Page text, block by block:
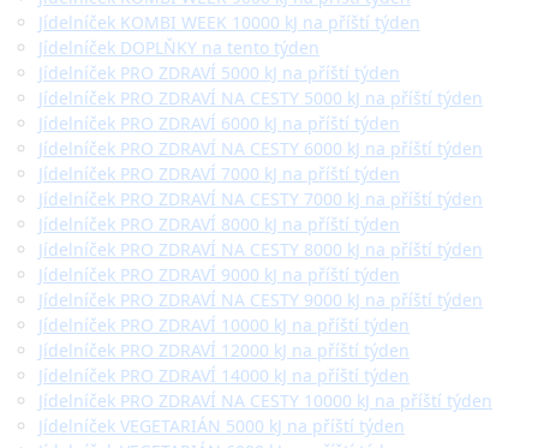
Jídelníček KOMBI WEEK 10000 kJ na příští týden
Jídelníček DOPLŇKY na tento týden
Jídelníček PRO ZDRAVÍ 5000 kJ na příští týden
Jídelníček PRO ZDRAVÍ NA CESTY 5000 kJ na příští týden
Jídelníček PRO ZDRAVÍ 6000 kJ na příští týden
Jídelníček PRO ZDRAVÍ NA CESTY 6000 kJ na příští týden
Jídelníček PRO ZDRAVÍ 7000 kJ na příští týden
Jídelníček PRO ZDRAVÍ NA CESTY 7000 kJ na příští týden
Jídelníček PRO ZDRAVÍ 8000 kJ na příští týden
Jídelníček PRO ZDRAVÍ NA CESTY 8000 kJ na příští týden
Jídelníček PRO ZDRAVÍ 9000 kJ na příští týden
Jídelníček PRO ZDRAVÍ NA CESTY 9000 kJ na příští týden
Jídelníček PRO ZDRAVÍ 10000 kJ na příští týden
Jídelníček PRO ZDRAVÍ 12000 kJ na příští týden
Jídelníček PRO ZDRAVÍ 14000 kJ na příští týden
Jídelníček PRO ZDRAVÍ NA CESTY 10000 kJ na příští týden
Jídelníček VEGETARIÁN 5000 kJ na příští týden